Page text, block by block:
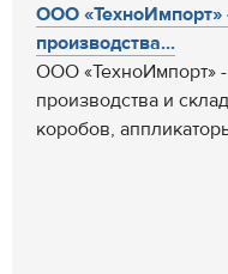
ООО «ТехноИмпорт»
производства...
ООО «ТехноИмпорт»
производства и
коробов,